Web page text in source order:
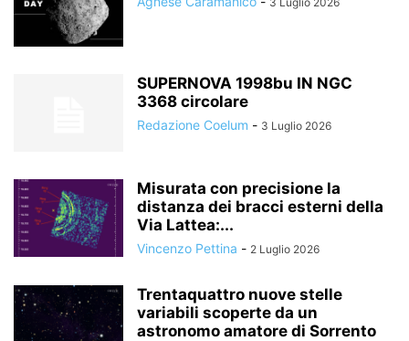
SUPERNOVA 1998bu IN NGC
3368 circolare
Redazione Coelum - 3 Luglio 2026
Misurata con precisione la
distanza dei bracci esterni della
Via Lattea:...
Vincenzo Pettina - 2 Luglio 2026
Trentaquattro nuove stelle
variabili scoperte da un
astronomo amatore di Sorrento